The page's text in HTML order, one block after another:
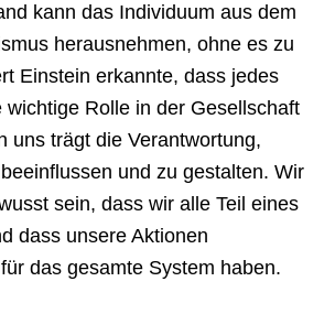
kann das Individuum aus dem
herausnehmen, ohne es zu
Einstein erkannte, dass jedes
wichtige Rolle in der Gesellschaft
uns trägt die Verantwortung,
und zu gestalten. Wir
sein, dass wir alle Teil eines
dass unsere Aktionen
das gesamte System haben.